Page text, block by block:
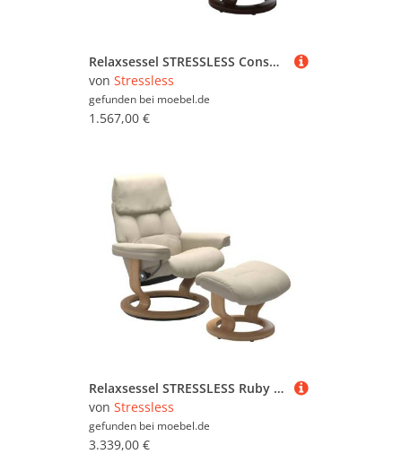
Relaxsessel STRESSLESS Consul , blau (lazuli blau), B:76cm H:100cm T:71cm, Leder BATICK: BATICK ist ein leicht korrigiertes, durchgefärbtes und genarbtes Möbelleder, bei dem die meisten Unebenheiten und Spuren in der Regel entfernt wurden.;Leder PALOMA: P
von Stressless
gefunden bei moebel.de
1.567,00 €
Relaxsessel STRESSLESS Ruby , beige (cream batick), B:88cm H:99cm T:77cm, Leder BATICK: Batick ist ein leicht korrigiertes, durchgefärbtes und genarbtes Möbelleder, bei dem die meisten Unebenheiten und Spuren in der Regel entfernt wurden. Batick wird mitu
von Stressless
gefunden bei moebel.de
3.339,00 €